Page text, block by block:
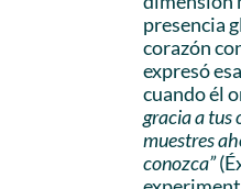
presencia
corazón
expresó
cuando él
gracia a tus
muestres
conozca”